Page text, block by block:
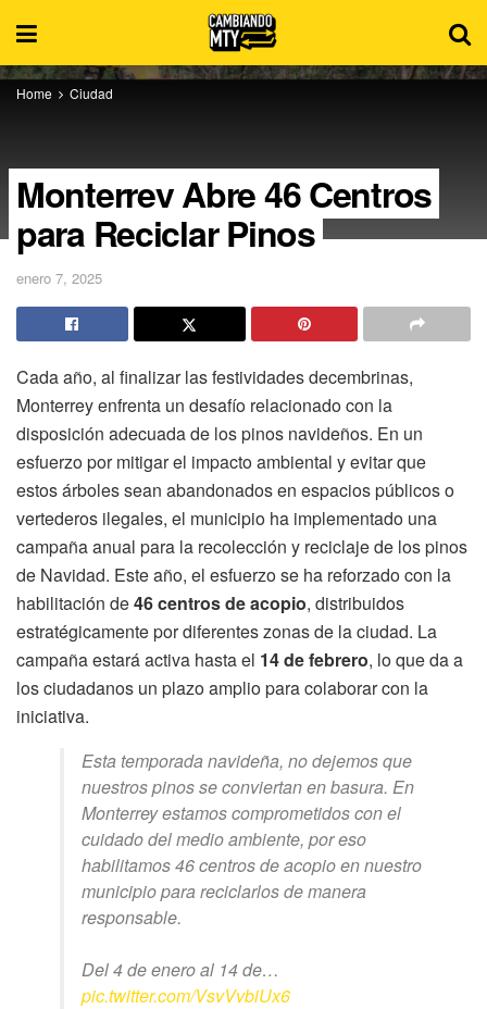
Home Ciudad
Monterrey Abre 46 Centros
para Reciclar Pinos
enero 7, 2025
Cada año, al finalizar las festividades decembrinas,
Monterrey enfrenta un desafío relacionado con la
disposición adecuada de los pinos navideños. En un
esfuerzo por mitigar el impacto ambiental y evitar que
estos árboles sean abandonados en espacios públicos o
vertederos ilegales, el municipio ha implementado una
campaña anual para la recolección y reciclaje de los pinos
de Navidad. Este año, el esfuerzo se ha reforzado con la
habilitación de46 centros de acopio, distribuidos
estratégicamente por diferentes zonas de la ciudad. La
campaña estará activa hasta el 14 de febrero, lo que da a
los ciudadanos un plazo amplio para colaborar con la
iniciativa.
Esta temporada navideña, no dejemos que
nuestros pinos se conviertan en basura. En
Monterrey estamos comprometidos con el
cuidado del medio ambiente, por eso
habilitamos 46 centros de acopio en nuestro
municipio para reciclarlos de manera
responsable.
Del 4 de enero al 14 de…
pic.twitter.com/VsvVvbiUx6